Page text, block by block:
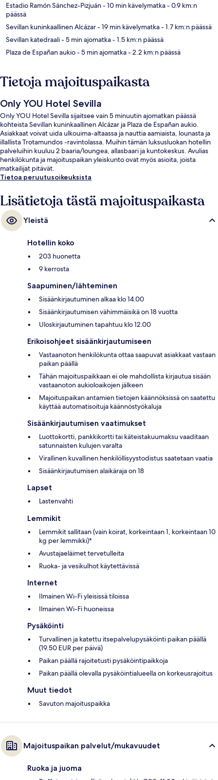
Estadio Ramón Sánchez-Pizjuán- 10 min kävelymatka- 0.9 km:n
päässä
Sevillan kuninkaallinen Alcázar- 19 min kävelymatka- 1.7 km:n päässä
Sevillan katedraali- 5 min ajomatka- 1.5 km:n päässä
Plaza de Españan aukio- 5 min ajomatka- 2.2 km:n päässä
Tietoja majoituspaikasta
Only YOU Hotel Sevilla
Only YOU Hotel Sevilla sijaitsee vain 5 minuutin ajomatkan päässä
kohteista Sevillan kuninkaallinen Alcázar ja Plaza de Españan aukio.
Asiakkaat voivat uida ulkouima-altaassa ja nauttia aamiaista, lounasta ja
illallista Trotamundos -ravintolassa. Muihin tämän luksusluokan hotellin
palveluihin kuuluu 2 baaria/loungea, allasbaari ja kuntokeskus. Avulias
henkilökunta ja majoituspaikan yleiskunto ovat myös asioita, joista
matkailijat pitävät.
Tietoa peruutusoikeuksista
Lisätietoja tästä majoituspaikasta
Yleistä
Hotellin koko
203 huonetta
9 kerrosta
Saapuminen/lähteminen
Sisäänkirjautuminen alkaa klo 14.00
Sisäänkirjautumisen vähimmäisikä on 18 vuotta
Uloskirjautuminen tapahtuu klo 12.00
Erikoisohjeet sisäänkirjautumiseen
Vastaanoton henkilökunta ottaa saapuvat asiakkaat vastaan
paikan päällä
Tähän majoituspaikkaan ei ole mahdollista kirjautua sisään
vastaanoton aukioloaikojen jälkeen
Majoituspaikan antamien tietojen käännöksissä on saatettu
käyttää automatisoituja käännöstyökaluja
Sisäänkirjautumisen vaatimukset
Luottokortti, pankkikortti tai käteistakuumaksu vaaditaan
satunnaisten kulujen varalta
Virallinen kuvallinen henkilöllisyystodistus saatetaan vaatia
Sisäänkirjautumisen alaikäraja on 18
Lapset
Lastenvahti
Lemmikit
Lemmikit sallitaan (vain koirat, korkeintaan 1, korkeintaan 10
kg per lemmikki)*
Avustajaeläimet tervetulleita
Ruoka- ja vesikulhot käytettävissä
Internet
Ilmainen Wi-Fi yleisissä tiloissa
Ilmainen Wi-Fi huoneissa
Pysäköinti
Turvallinen ja katettu itsepalvelupysäköinti paikan päällä
(19.50 EUR per päivä)
Paikan päällä rajoitetusti pysäköintipaikkoja
Paikan päällä olevalla pysäköintialueella on korkeusrajoitus
Muut tiedot
Savuton majoituspaikka
Majoituspaikan palvelut/mukavuudet
Ruoka ja juoma